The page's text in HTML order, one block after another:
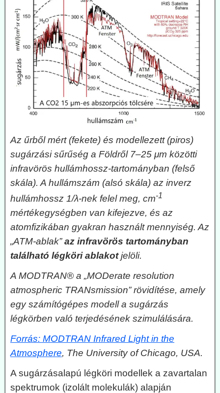
Az űrből mért (fekete) és modellezett (piros)
sugárzási sűrűség a Földről 7–25 μm közötti
infravörös hullámhossz-tartományban (felső
skála). A hullámszám (alsó skála) az inverz
hullámhossz 1/λ-nek felel meg, cm-1
mértékegységben van kifejezve, és az
atomfizikában gyakran használt mennyiség. Az
„ATM-ablak”az infravörös tartományban
található légköri ablakotjelöli.
A MODTRAN® a „MODerate resolution
atmospheric TRANsmission” rövidítése, amely
egy számítógépes modell a sugárzás
légkörben való terjedésének szimulálására.
Forrás: MODTRAN Infrared Light in the
Atmosphere, The University of Chicago, USA.
A sugárzásalapú légköri modellek a zavartalan
spektrumok (izolált molekulák) alapján